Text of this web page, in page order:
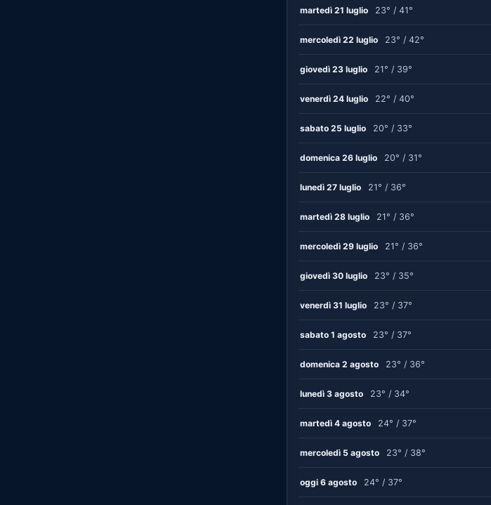
martedì 21 luglio 23° / 41°
mercoledì 22 luglio 23° / 42°
giovedì 23 luglio 21° / 39°
venerdì 24 luglio 22° / 40°
sabato 25 luglio 20° / 33°
domenica 26 luglio 20° / 31°
lunedì 27 luglio 21° / 36°
martedì 28 luglio 21° / 36°
mercoledì 29 luglio 21° / 36°
giovedì 30 luglio 23° / 35°
venerdì 31 luglio 23° / 37°
sabato 1 agosto 23° / 37°
domenica 2 agosto 23° / 36°
lunedì 3 agosto 23° / 34°
martedì 4 agosto 24° / 37°
mercoledì 5 agosto 23° / 38°
oggi 6 agosto 24° / 37°